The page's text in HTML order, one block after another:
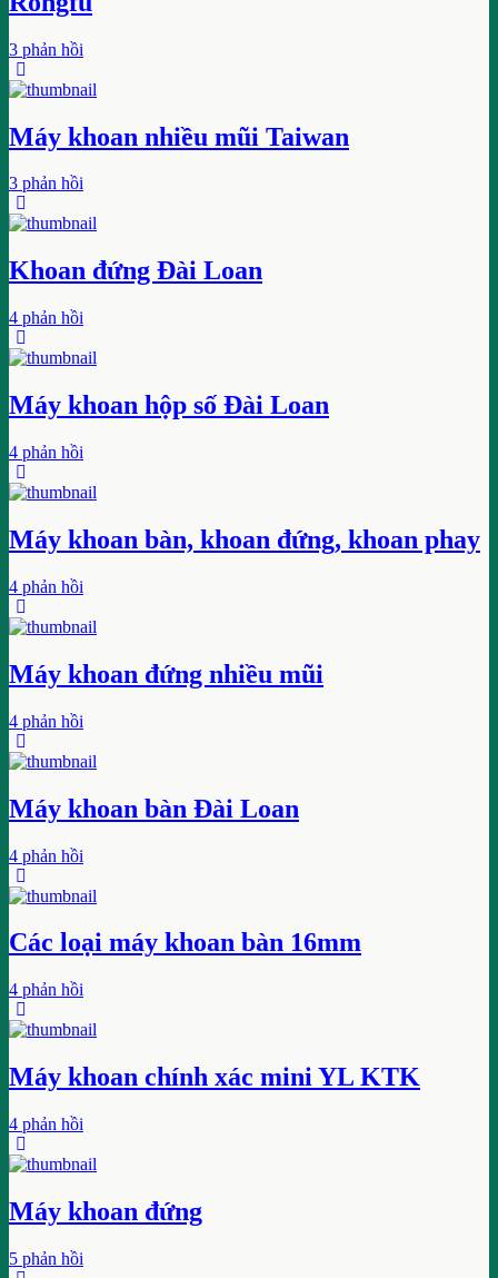
3 phản hồi
Máy khoan nhiều mũi Taiwan
3 phản hồi
Khoan đứng Đài Loan
4 phản hồi
Máy khoan hộp số Đài Loan
4 phản hồi
Máy khoan bàn, khoan đứng, khoan phay
4 phản hồi
Máy khoan đứng nhiều mũi
4 phản hồi
Máy khoan bàn Đài Loan
4 phản hồi
Các loại máy khoan bàn 16mm
4 phản hồi
Máy khoan chính xác mini YL KTK
4 phản hồi
Máy khoan đứng
5 phản hồi